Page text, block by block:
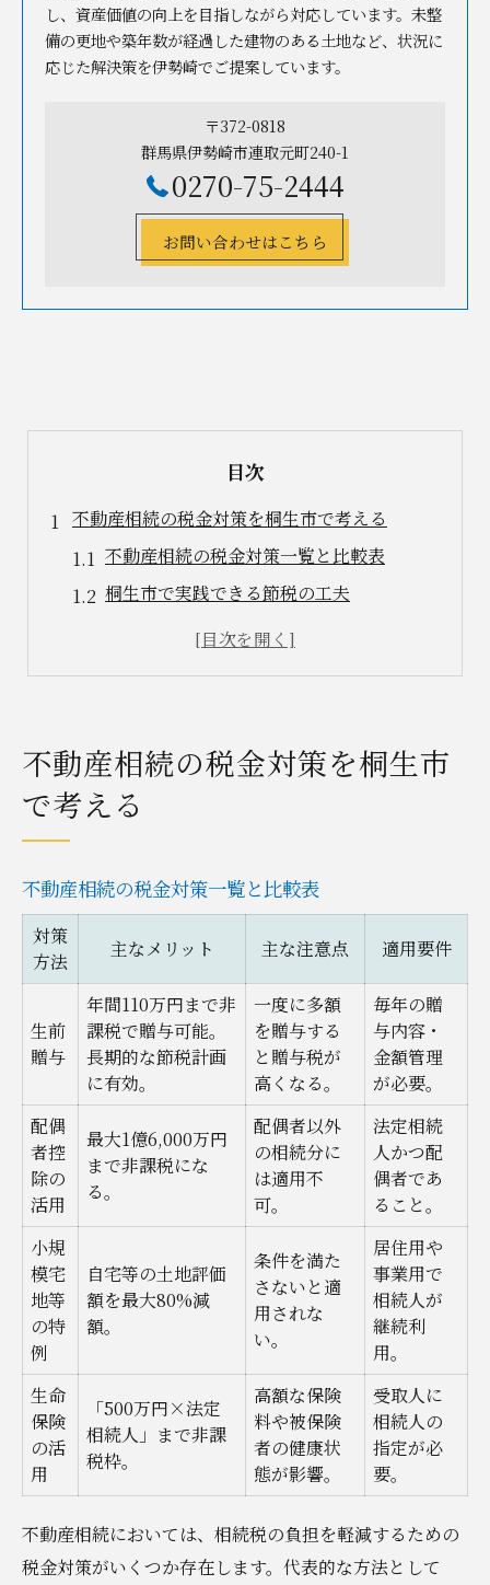
し、資産価値の向上を目指しながら対応しています。未整
備の更地や築年数が経過した建物のある土地など、状況に
応じた解決策を伊勢崎でご提案しています。
〒372-0818
群馬県伊勢崎市連取元町240-1
0270-75-2444
お問い合わせはこちら
目次
不動産相続の税金対策を桐生市で考える
不動産相続の税金対策一覧と比較表
桐生市で実践できる節税の工夫
税理士相談を活用した不動産相続の進め方
税理士相談のメリット早見表
不動産相続で税理士に依頼する流れ
オンライン相談と対面相談の違い
納得できる不動産評価額の算出方法を知る
不動産評価額の算出方法比較表
評価額に影響する要素とその見極め方
桐生市でよく使われる評価手法とは
不動産相続時に注意したい評価の落とし穴
専門家に依頼する評価のメリット
相続税の基礎控除と申告時のポイント解説
相続税の基礎控除額早見表
申告時に注意したい不動産相続のポイント
控除を最大限活用するための方法
申告ミスが起きやすいケースとは
不動産相続における申告期限の確認
桐生で安心して相続を終えるための準備とは
相続準備に役立つチェックリスト
安心できる不動産相続の進め方
桐生市でよくある相続トラブルと対策
家族で共有したい相続のポイント
不動産相続の税金対策を桐生市
で考える
不動産相続の税金対策一覧と比較表
対策
方法
主なメリット 主な注意点 適用要件
生前
贈与
年間110万円まで非
課税で贈与可能。
長期的な節税計画
に有効。
一度に多額
を贈与する
と贈与税が
高くなる。
毎年の贈
与内容・
金額管理
が必要。
配偶
者控
除の
活用
最大1億6,000万円
まで非課税にな
る。
配偶者以外
の相続分に
は適用不
可。
法定相続
人かつ配
偶者であ
ること。
小規
模宅
地等
の特
例
自宅等の土地評価
額を最大80%減
額。
条件を満た
さないと適
用されな
い。
居住用や
事業用で
相続人が
継続利
用。
生命
保険
の活
用
「500万円×法定
相続人」まで非課
税枠。
高額な保険
料や被保険
者の健康状
態が影響。
受取人に
相続人の
指定が必
要。
不動産相続においては、相続税の負担を軽減するための
税金対策がいくつか存在します。代表的な方法として